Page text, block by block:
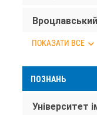
ПОКАЗАТИ ВСЕ
ПОЗНАНЬ
Університет